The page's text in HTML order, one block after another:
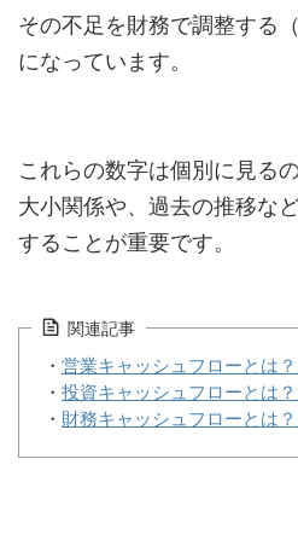
その不足を財務で調整する
になっています。
これらの数字は個別に見る
大小関係や、過去の推移な
することが重要です。
関連記事
・ 営業キャッシュフローとは
・ 投資キャッシュフローとは
・ 財務キャッシュフローとは